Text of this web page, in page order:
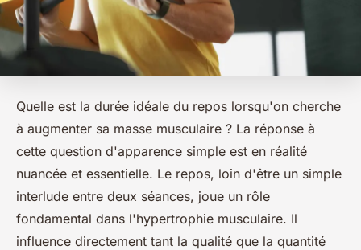
Quelle est la durée idéale du repos lorsqu'on cherche
à augmenter sa masse musculaire ? La réponse à
cette question d'apparence simple est en réalité
nuancée et essentielle. Le repos, loin d'être un simple
interlude entre deux séances, joue un rôle
fondamental dans l'hypertrophie musculaire. Il
influence directement tant la qualité que la quantité